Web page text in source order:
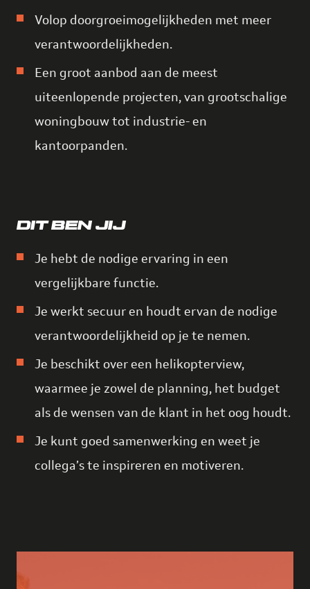
Volop doorgroeimogelijkheden met meer
verantwoordelijkheden.
Een groot aanbod aan de meest
uiteenlopende projecten, van grootschalige
woningbouw tot industrie- en
kantoorpanden.
DIT BEN JIJ
Je hebt de nodige ervaring in een
vergelijkbare functie.
Je werkt secuur en houdt ervan de nodige
verantwoordelijkheid op je te nemen.
Je beschikt over een helikopterview,
waarmee je zowel de planning, het budget
als de wensen van de klant in het oog houdt.
Je kunt goed samenwerking en weet je
collega’s te inspireren en motiveren.